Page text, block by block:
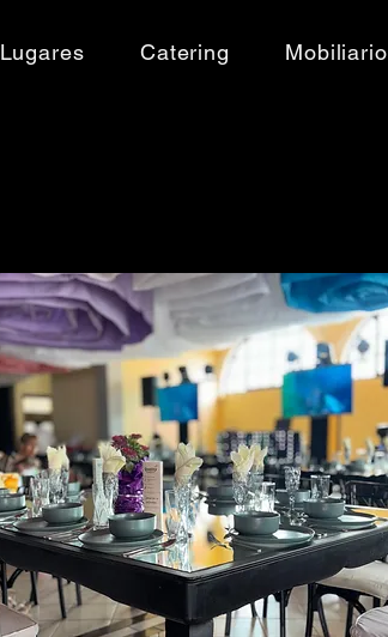
Lugares Catering Mobiliario